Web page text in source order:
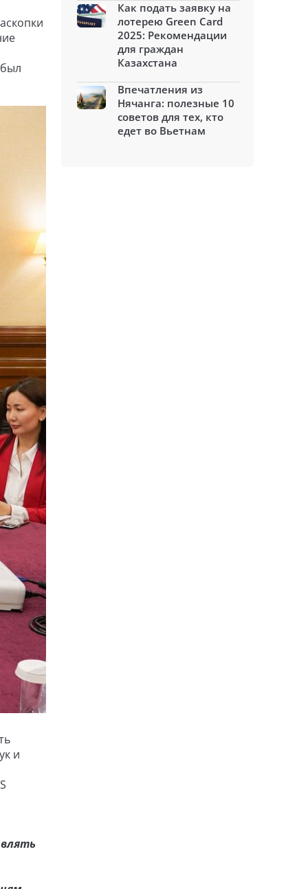
и
Как подать заявку на
лотерею Green Card
2025: Рекомендации
для граждан
Казахстана
Впечатления из
Нячанга: полезные 10
советов для тех, кто
едет во Вьетнам